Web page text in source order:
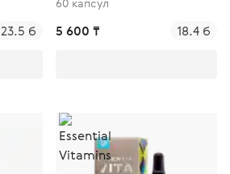
23.5 б 5 600 ₸ 18.4 б